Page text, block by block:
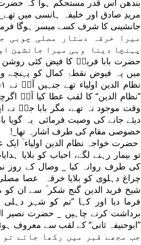
بندھن اس قدر مستحکم ہوا کہ
مریدِ صادق اور خلیفہ ہانسی میں
جانشینی کا شرف کسے میسر ہوگا
میرا خرقہ دستار مصلی چوبی
پہنچا دینا وہی میرا جانشین
حضرت بابا فریدؒ کا فیض کئی روشن
میں یہ فیوض نقطۂ کمال کو پہنچے
’’نظام الدین‘‘ کا لقب عطا کیا آپؒ
وقت موجود نہ تھے، مگر بابا جیؒ نے
دیئے جانے کی وصیت فرمائی یہ گویا
خصوصی مقام کی طرف اشارہ تھا_!
حضرت خواجہ نظام الدین اولیاء
تو بیمار رہنے لگے، احباب کو بلایا
کی طرف روانہ کیا _ وصال کے روز
چراغ دہلوی کو بلایا خرقہ عصا
شیخ فرید الدین گنج شکر ؒ سے ان کو
فرما دیا اور کہا ’’تم کو شہر
برداشت کرنے چاہیں _ حضرت نصیر
’’ابوحنیفہ ثانی‘‘ کے لقب سے معروف
جب مجھے قبر میں رکھا جائے